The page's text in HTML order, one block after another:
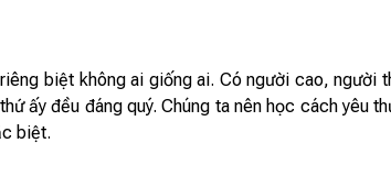
biệt không ai giống ai. Có người cao,
ấy đều đáng quý. Chúng ta nên học cách yêu
biệt.